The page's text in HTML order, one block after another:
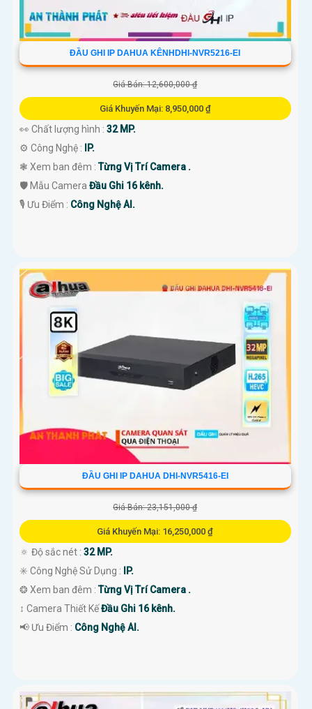
ĐẦU GHI IP DAHUA KÊNHDHI-NVR5216-EI
Giá Bán: 12,600,000 ₫
Giá Khuyến Mại: 8,950,000 ₫
👀 Chất lượng hình : 32 MP.
⚙ Công Nghệ :
IP.
❃ Xem ban đêm :Từng Vị Trí Camera .
🛡 Mẫu Camera Đầu Ghi 16 kênh.
️🎙 Ưu Điểm : Công Nghệ AI.
ĐẦU GHI IP DAHUA DHI-NVR5416-EI
Giá Bán: 23,151,000 ₫
Giá Khuyến Mại: 16,250,000 ₫
🔅 Độ sắc nét : 32 MP.
✳️ Công Nghệ Sử Dụng :
IP.
❂ Xem ban đêm :Từng Vị Trí Camera .
↕️ Camera Thiết KếĐầu Ghi 16 kênh.
️📢 Ưu Điểm : Công Nghệ AI.